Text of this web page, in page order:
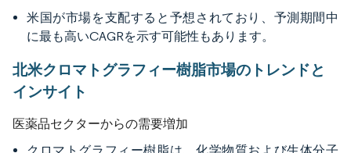
米国が市場を支配すると予想されており、予測期間中
に最も高いCAGRを示す可能性もあります。
北米クロマトグラフィー樹脂市場のトレンドと
インサイト
医薬品セクターからの需要増加